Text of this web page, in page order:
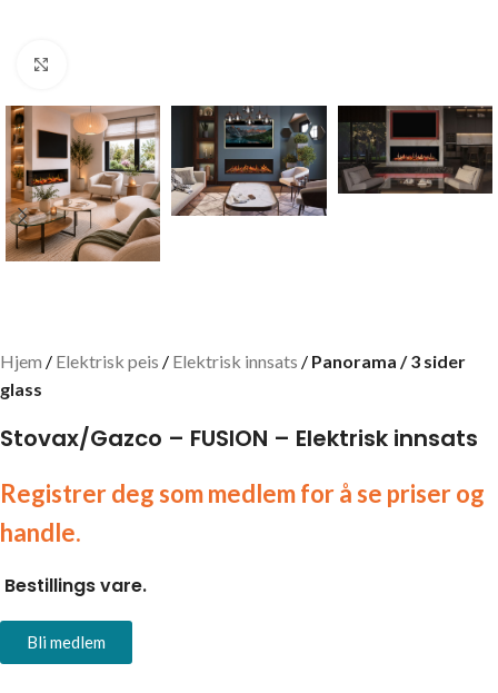
Hjem Elektrisk peis Elektrisk innsats
Panorama / 3 sider
glass
Stovax/Gazco – FUSION – Elektrisk innsats
Registrer deg som medlem for å se priser og
handle.
Bestillings vare.
Bli medlem